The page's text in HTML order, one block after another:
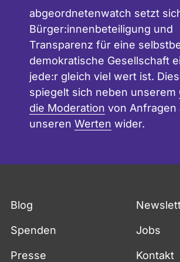
Vermögensverteilung
gestalten.
abgeordnetenwatch setzt
Bürger:innenbeteiligung und
Transparenz für eine
demokratische Gesellschaft
jede:r gleich viel wert ist.
spiegelt sich neben unserem
die Moderation von Anfragen
unseren Werten wider.
Blog
Spenden Jobs
Presse Kontakt